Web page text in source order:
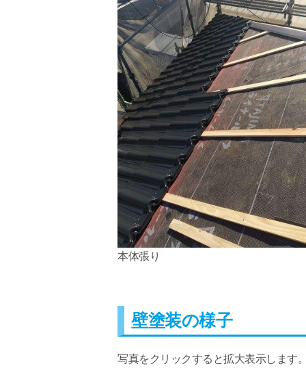
本体張り
壁塗装の様子
写真をクリックすると拡大表示します